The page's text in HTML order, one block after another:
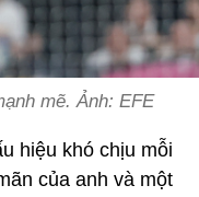
mẽ. Ảnh: EFE
hiệu khó chịu mỗi
của anh và một